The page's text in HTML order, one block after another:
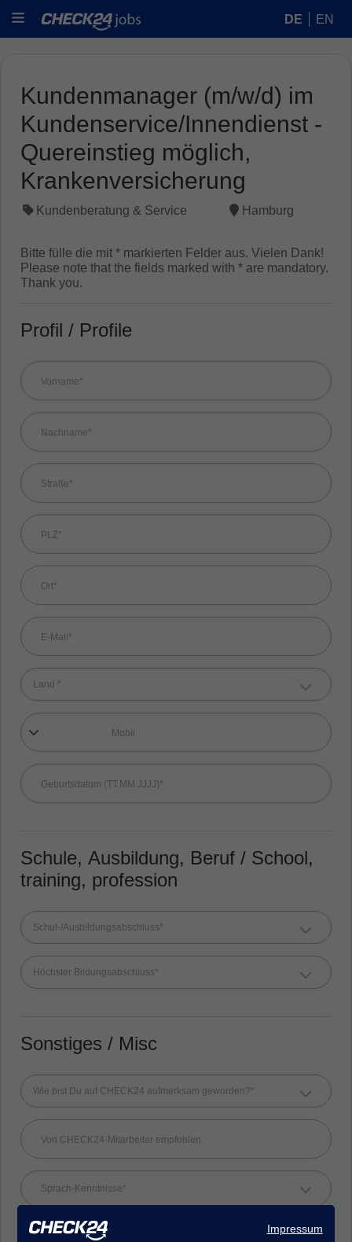
DE EN
Kundenmanager (m/w/d) im
Kundenservice/Innendienst -
Quereinstieg möglich,
Krankenversicherung
Kundenberatung & Service Hamburg
Bitte fülle die mit * markierten Felder aus. Vielen Dank!
Please note that the fields marked with * are mandatory.
Thank you.
Profil / Profile
Land *
Schule, Ausbildung, Beruf / School,
training, profession
Schul-/Ausbildungsabschluss*
Höchster Bildungsabschluss*
Sonstiges / Misc
Wie bist Du auf CHECK24 aufmerksam geworden?*
Sprach-Kenntnisse*
Impressum